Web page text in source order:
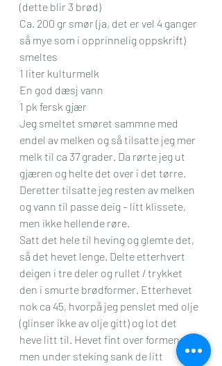
(dette blir 3 brød)
Ca. 200 gr smør (ja, det er vel 4 ganger
så mye som i opprinnelig oppskrift)
smeltes
1 liter kulturmelk
En god dæsj vann
1 pk fersk gjær
Jeg smeltet smøret sammne med
endel av melken og så tilsatte jeg mer
melk til ca 37 grader. Da rørte jeg ut
gjæren og helte det over i det tørre.
Deretter tilsatte jeg resten av melken
og vann til passe deig – litt klissete,
men ikke hellende røre.
Satt det hele til heving og glemte det,
så det hevet lenge. Delte etterhvert
deigen i tre deler og rullet / trykket
den i smurte brødformer. Etterhevet
nok ca 45, hvorpå jeg penslet med olje
(glinser ikke av olje gitt) og lot det
heve litt til. Hevet fint over formen,
men under steking sank de litt